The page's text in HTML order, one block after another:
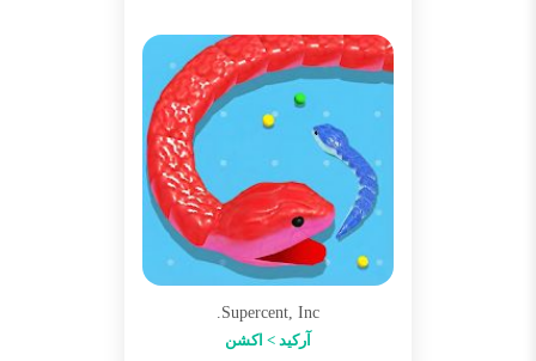
Supercent, Inc.
آرکید > اکشن